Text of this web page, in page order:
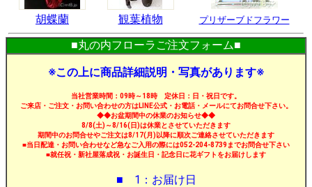
胡蝶蘭 観葉植物 プリザーブドフラワー
■丸の内フローラご注文フォーム■
※この上に商品詳細説明・写真があります※
当社営業時間：09時～18時 定休日：日・祝日です。
ご来店・ご注文・お問い合わせの方はLINE公式・お電話・メールにてお問合せ下さい。
◆◆お盆期間中の休業のお知らせ◆◆
8/8(土)～8/16(日)は休業とさせていただきます
期間中のお問合せやご注文は8/17(月)以降に順次ご連絡させていただきます
■当日配達・お問い合わせなど急なご入用の際には052-204-8739までお問合せ下さい
■就任祝・新社屋落成祝・お誕生日・記念日に花ギフトをお届けします
■ 1：お届け日